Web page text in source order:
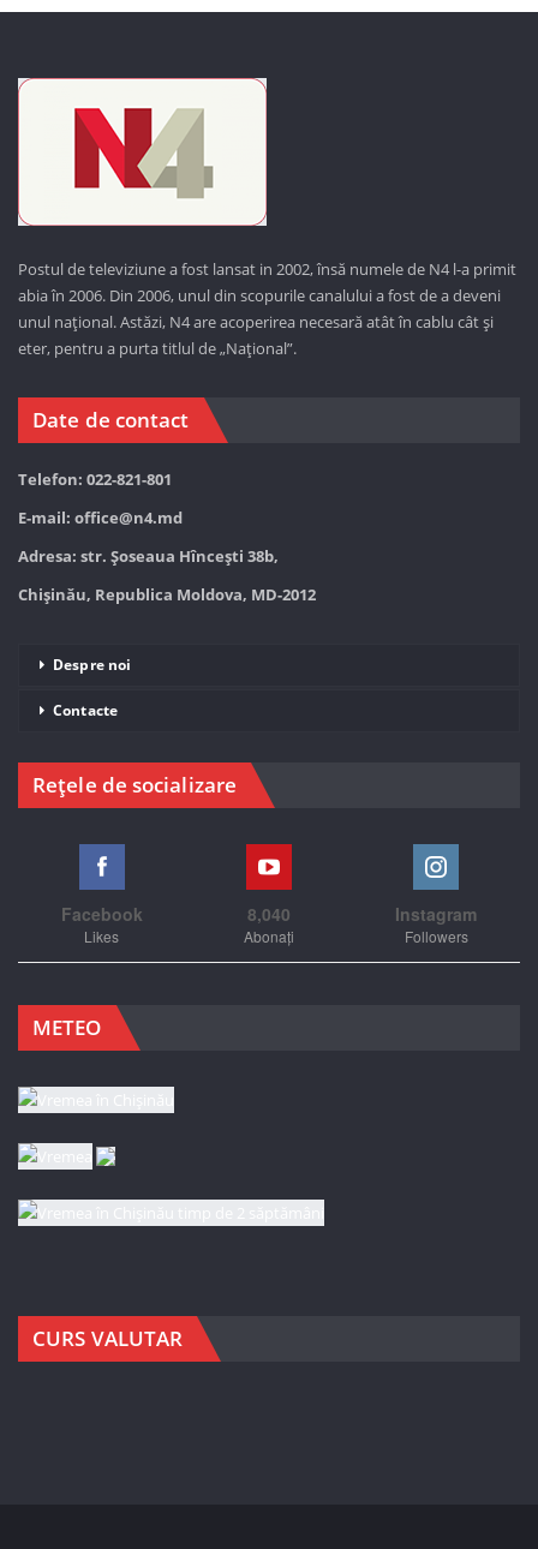
Postul de televiziune a fost lansat in 2002, însă numele de N4 l-a primit
abia în 2006. Din 2006, unul din scopurile canalului a fost de a deveni
unul național. Astăzi, N4 are acoperirea necesară atât în cablu cât și
eter, pentru a purta titlul de „Național”.
Date de contact
Telefon: 022-821-801
E-mail: office@n4.md
Adresa: str. Șoseaua Hînceşti 38b,
Chișinău, Republica Moldova, MD-2012
Despre noi
Contacte
Rețele de socializare
Facebook
Likes
8,040
Abonați
Instagram
Followers
METEO
CURS VALUTAR